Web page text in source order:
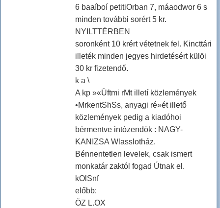
6 baaíboí petitiOrban 7, máaodwor 6 s
minden további sorért 5 kr.
NYILTTÉRBEN
soronként 10 krért vétetnek fel. Kincttári
illeték minden jegyes hirdetésért külöi
30 kr fizetendő.
k a \
A kp »«Üftmi rMt illetí közlemények
•MrkentShSs, anyagi ré»ét illető
közlemények pedig a kiadóhoi
bérmentve intózendök : NAGY-
KANIZSA Wlasslotház.
Bénnentetlen levelek, csak ismert
monkatár zaktól fogad Útnak el.
kOlSnf
előbb:
ÖZ L.OX